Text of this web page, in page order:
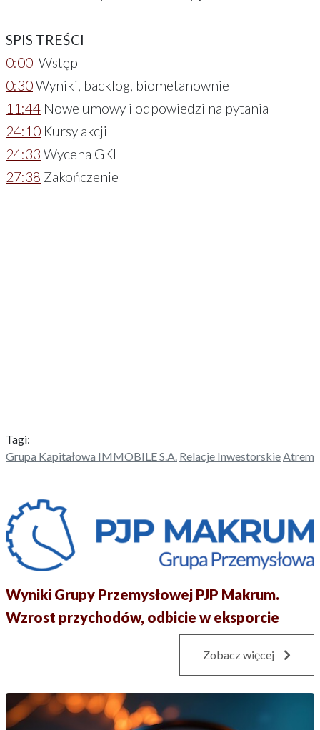
SPIS TREŚCI
0:00 Wstęp
0:30Wyniki, backlog, biometanownie
11:44 Nowe umowy i odpowiedzi na pytania
24:10 Kursy akcji
24:33 Wycena GKI
27:38 Zakończenie
Tagi:
Grupa Kapitałowa IMMOBILE S.A. Relacje Inwestorskie Atrem
Wyniki Grupy Przemysłowej PJP Makrum.
Wzrost przychodów, odbicie w eksporcie
Zobacz więcej